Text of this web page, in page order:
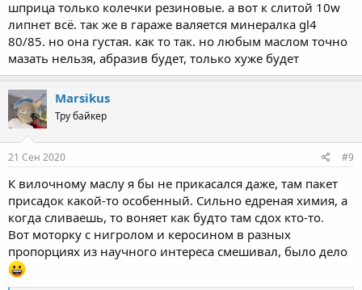
шприца только колечки резиновые. а вот к слитой 10w
липнет всё. так же в гараже валяется минералка gl4
80/85. но она густая. как то так. но любым маслом точно
мазать нельзя, абразив будет, только хуже будет
Marsikus
Тру байкер
21 Сен 2020 #9
К вилочному маслу я бы не прикасался даже, там пакет
присадок какой-то особенный. Сильно едреная химия, а
когда сливаешь, то воняет как будто там сдох кто-то.
Вот моторку с нигролом и керосином в разных
пропорциях из научного интереса смешивал, было дело